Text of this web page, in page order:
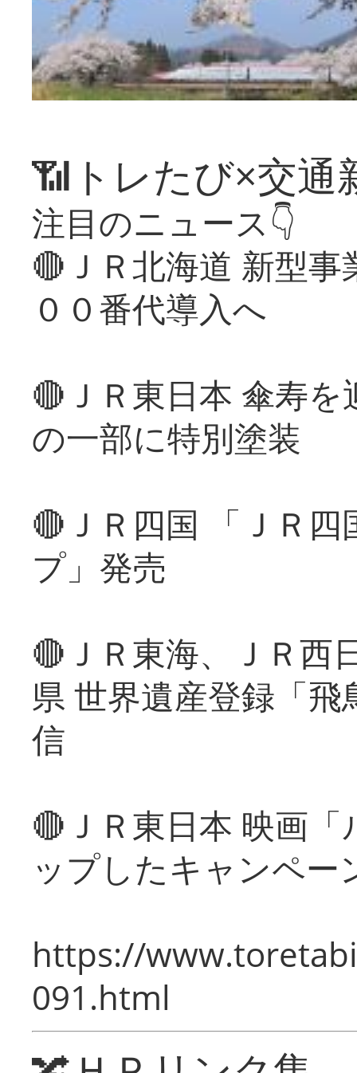
📶トレたび×交通
注目のニュース👇
🔴ＪＲ北海道 新型
００番代導入へ
🔴ＪＲ東日本 傘寿
の一部に特別塗装
🔴ＪＲ四国 「ＪＲ
プ」発売
🔴ＪＲ東海、ＪＲ西
県 世界遺産登録「
信
🔴ＪＲ東日本 映画
ップしたキャンペー
https://
091.html